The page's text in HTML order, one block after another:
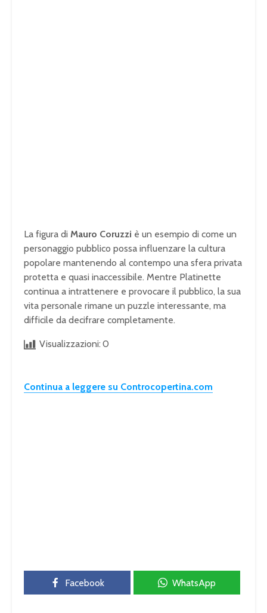
La figura di Mauro Coruzzi è un esempio di come un
personaggio pubblico possa influenzare la cultura
popolare mantenendo al contempo una sfera privata
protetta e quasi inaccessibile. Mentre Platinette
continua a intrattenere e provocare il pubblico, la sua
vita personale rimane un puzzle interessante, ma
difficile da decifrare completamente.
Visualizzazioni: 0
Continua a leggere su Controcopertina.com
Facebook WhatsApp